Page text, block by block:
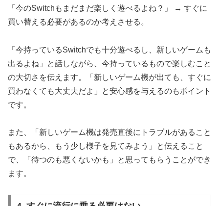
「今のSwitchもまだまだ楽しく遊べるよね？」 → すぐに
買い替える必要があるのか考えさせる。
「今持っているSwitchでも十分遊べるし、新しいゲームも
出るよね」と話しながら、今持っているもので楽しむこと
の大切さを伝えます。「新しいゲーム機が出ても、すぐに
買わなくても大丈夫だよ」と安心感を与えるのもポイント
です。
また、「新しいゲーム機は発売直後にトラブルがあること
もあるから、もう少し様子を見てみよう」と伝えること
で、「待つのも悪くないかも」と思ってもらうことができ
ます。